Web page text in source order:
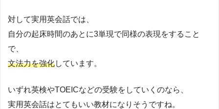
対して実用英会話では、
自分の起床時間のあとに3単現で同様の表現をすること
で、
文法力を強化しています。
いずれ英検やTOEICなどの受験をしていくのなら、
実用英会話はとてもいい教材になりそうですね。